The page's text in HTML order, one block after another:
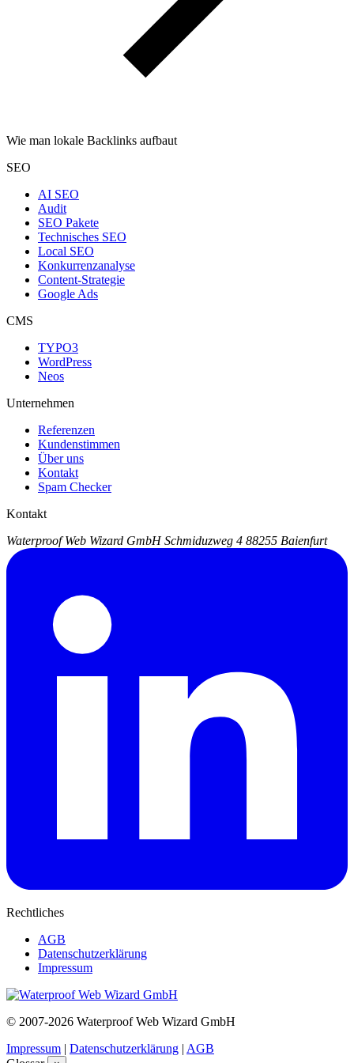
Wie man lokale Backlinks aufbaut
SEO
AI SEO
Audit
SEO Pakete
Technisches SEO
Local SEO
Konkurrenzanalyse
Content-Strategie
Google Ads
CMS
TYPO3
WordPress
Neos
Unternehmen
Referenzen
Kundenstimmen
Über uns
Kontakt
Spam Checker
Kontakt
Waterproof Web Wizard GmbH Schmiduzweg 4 88255 Baienfurt
Rechtliches
AGB
Datenschutzerklärung
Impressum
© 2007-2026 Waterproof Web Wizard GmbH
Impressum | Datenschutzerklärung | AGB